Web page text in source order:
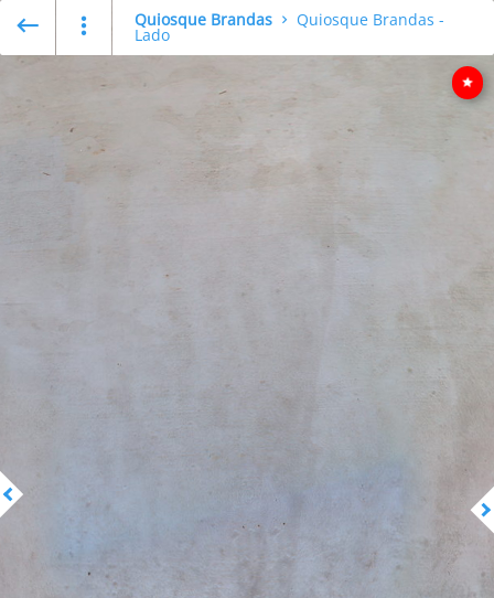
Quiosque Brandas Quiosque Brandas -
Lado